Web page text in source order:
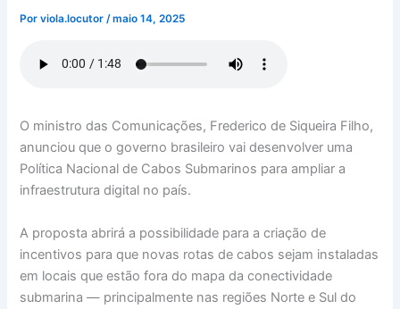
Porviola.locutor/maio 14, 2025
O ministro das Comunicações, Frederico de Siqueira Filho,
anunciou que o governo brasileiro vai desenvolver uma
Política Nacional de Cabos Submarinos para ampliar a
infraestrutura digital no país.
A proposta abrirá a possibilidade para a criação de
incentivos para que novas rotas de cabos sejam instaladas
em locais que estão fora do mapa da conectividade
submarina — principalmente nas regiões Norte e Sul do